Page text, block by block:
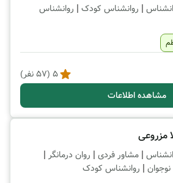
| روانشناس کودک | روانشناس
5
(
57نفر)
مشاهده اطلاعات
مزروعی
| مشاور فردی | روان درمانگر |
| روانشناس کودک